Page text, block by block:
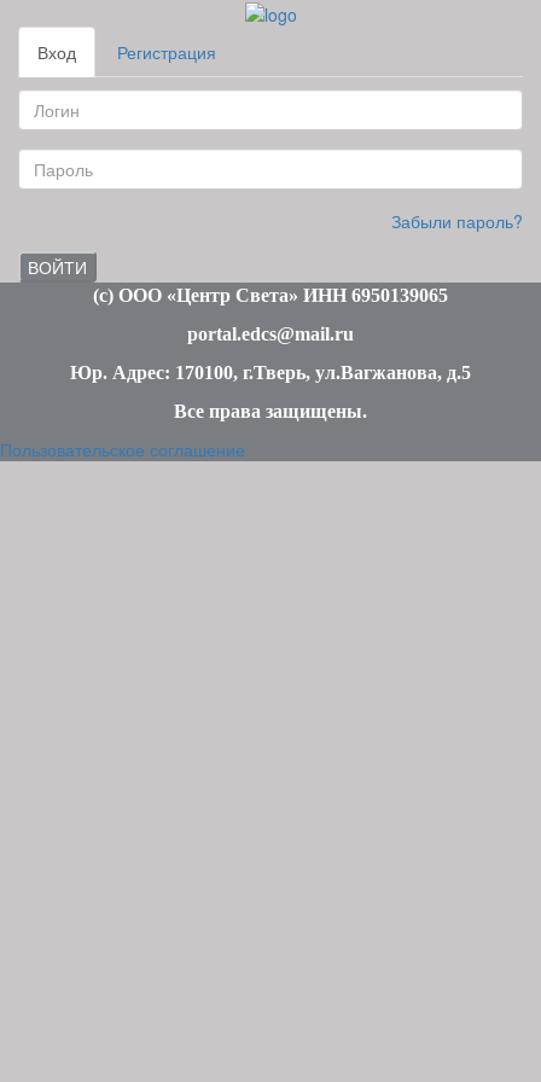
Вход Регистрация
Забыли пароль?
ВОЙТИ
(c) ООО «Центр Света» ИНН 6950139065
portal.edcs@mail.ru
Юр. Адрес: 170100, г.Тверь, ул.Вагжанова, д.5
Все права защищены.
Пользовательское соглашение